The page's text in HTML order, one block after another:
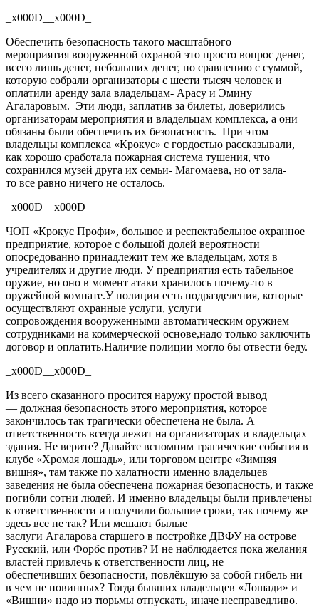
_x000D__x000D_
Обеспечить безопасность такого масштабного
мероприятия вооруженной охраной это просто вопрос денег,
всего лишь денег, небольших денег, по сравнению с суммой,
которую собрали организаторы с шести тысяч человек и
оплатили аренду зала владельцам- Арасу и Эмину
Агаларовым. Эти люди, заплатив за билеты, доверились
организаторам мероприятия и владельцам комплекса, а они
обязаны были обеспечить их безопасность. При этом
владельцы комплекса «Крокус» с гордостью рассказывали,
как хорошо сработала пожарная система тушения, что
сохранился музей друга их семьи- Магомаева, но от зала-
то все равно ничего не осталось.
_x000D__x000D_
ЧОП «Крокус Профи», большое и респектабельное охранное
предприятие, которое с большой долей вероятности
опосредованно принадлежит тем же владельцам, хотя в
учредителях и другие люди. У предприятия есть табельное
оружие, но оно в момент атаки хранилось почему-то в
оружейной комнате.У полиции есть подразделения, которые
осуществляют охранные услуги, услуги
сопровождения вооруженными автоматическим оружием
сотрудниками на коммерческой основе,надо только заключить
договор и оплатить.Наличие полиции могло бы отвести беду.
_x000D__x000D_
Из всего сказанного просится наружу простой вывод
— должная безопасность этого мероприятия, которое
закончилось так трагически обеспечена не была. А
ответственность всегда лежит на организаторах и владельцах
здания. Не верите? Давайте вспомним трагические события в
клубе «Хромая лошадь», или торговом центре «Зимняя
вишня», там также по халатности именно владельцев
заведения не была обеспечена пожарная безопасность, и также
погибли сотни людей. И именно владельцы были привлечены
к ответственности и получили большие сроки, так почему же
здесь все не так? Или мешают былые
заслуги Агаларова старшего в постройке ДВФУ на острове
Русский, или Форбс против? И не наблюдается пока желания
властей привлечь к ответственности лиц, не
обеспечивших безопасности, повлёкшую за собой гибель ни
в чем не повинных? Тогда бывших владельцев «Лошади» и
«Вишни» надо из тюрьмы отпускать, иначе несправедливо.